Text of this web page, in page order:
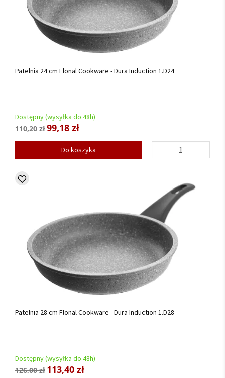
Patelnia 24 cm Flonal Cookware - Dura Induction 1.D24
Dostępny (wysyłka do 48h)
110,20 zł99,18 zł
Do koszyka
Patelnia 28 cm Flonal Cookware - Dura Induction 1.D28
Dostępny (wysyłka do 48h)
126,00 zł 113,40 zł